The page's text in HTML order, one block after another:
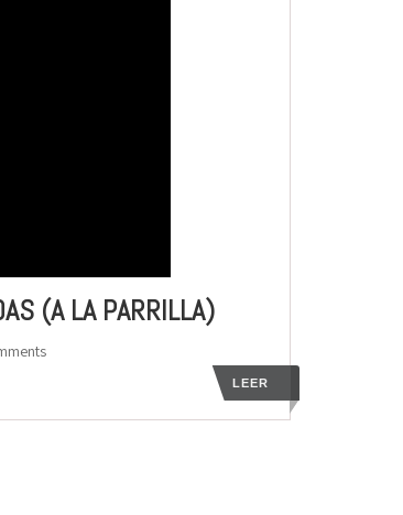
(A LA PARRILLA)
LEER